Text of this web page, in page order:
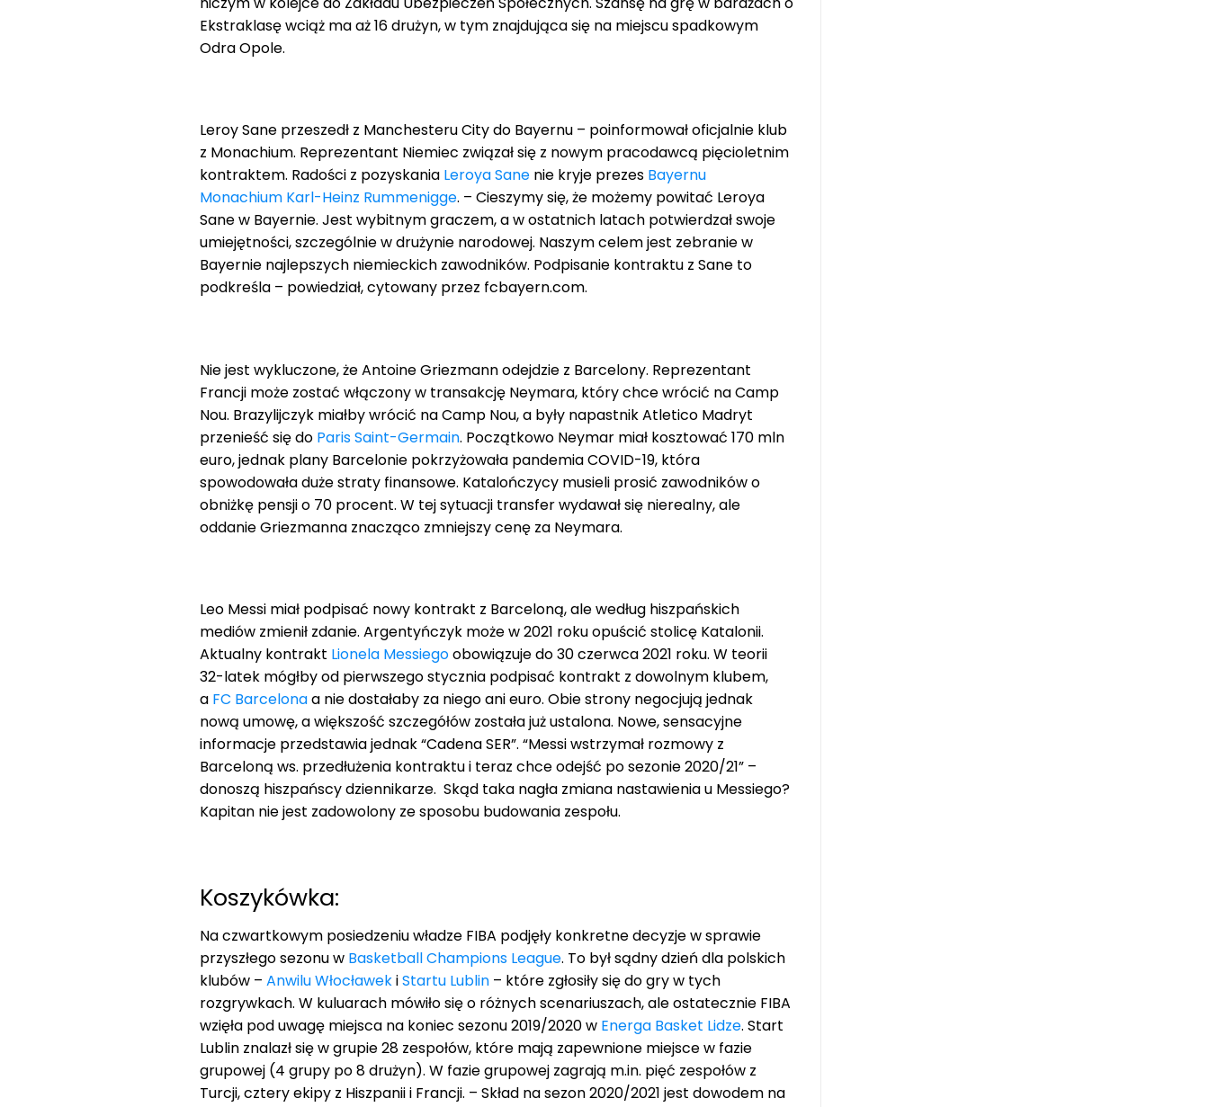
Ekstraklasę wciąż ma aż 16 drużyn, w tym znajdująca się na miejscu spadkowym
Odra Opole.
Leroy Sane przeszedł z Manchesteru City do Bayernu – poinformował oficjalnie klub
z Monachium. Reprezentant Niemiec związał się z nowym pracodawcą pięcioletnim
kontraktem. Radości z pozyskania Leroya Sane nie kryje prezes Bayernu
Monachium Karl-Heinz Rummenigge. – Cieszymy się, że możemy powitać Leroya
Sane w Bayernie. Jest wybitnym graczem, a w ostatnich latach potwierdzał swoje
umiejętności, szczególnie w drużynie narodowej. Naszym celem jest zebranie w
Bayernie najlepszych niemieckich zawodników. Podpisanie kontraktu z Sane to
podkreśla – powiedział, cytowany przez fcbayern.com.
Nie jest wykluczone, że Antoine Griezmann odejdzie z Barcelony. Reprezentant
Francji może zostać włączony w transakcję Neymara, który chce wrócić na Camp
Nou. Brazylijczyk miałby wrócić na Camp Nou, a były napastnik Atletico Madryt
przenieść się do Paris Saint-Germain. Początkowo Neymar miał kosztować 170 mln
euro, jednak plany Barcelonie pokrzyżowała pandemia COVID-19, która
spowodowała duże straty finansowe. Katalończycy musieli prosić zawodników o
obniżkę pensji o 70 procent. W tej sytuacji transfer wydawał się nierealny, ale
oddanie Griezmanna znacząco zmniejszy cenę za Neymara.
Leo Messi miał podpisać nowy kontrakt z Barceloną, ale według hiszpańskich
mediów zmienił zdanie. Argentyńczyk może w 2021 roku opuścić stolicę Katalonii.
Aktualny kontrakt Lionela Messiegoobowiązuje do 30 czerwca 2021 roku. W teorii
32-latek mógłby od pierwszego stycznia podpisać kontrakt z dowolnym klubem,
a FC Barcelonaa nie dostałaby za niego ani euro. Obie strony negocjują jednak
nową umowę, a większość szczegółów została już ustalona. Nowe, sensacyjne
informacje przedstawia jednak “Cadena SER”. “Messi wstrzymał rozmowy z
Barceloną ws. przedłużenia kontraktu i teraz chce odejść po sezonie 2020/21” –
donoszą hiszpańscy dziennikarze. Skąd taka nagła zmiana nastawienia u Messiego?
Kapitan nie jest zadowolony ze sposobu budowania zespołu.
Koszykówka:
Na czwartkowym posiedzeniu władze FIBA podjęły konkretne decyzje w sprawie
przyszłego sezonu w Basketball Champions League. To był sądny dzień dla polskich
klubów – Anwilu WłocławekiStartu Lublin – które zgłosiły się do gry w tych
rozgrywkach. W kuluarach mówiło się o różnych scenariuszach, ale ostatecznie FIBA
wzięła pod uwagę miejsca na koniec sezonu 2019/2020 w Energa Basket Lidze. Start
Lublin znalazł się w grupie 28 zespołów, które mają zapewnione miejsce w fazie
grupowej (4 grupy po 8 drużyn). W fazie grupowej zagrają m.in. pięć zespołów z
Turcji, cztery ekipy z Hiszpanii i Francji. – Skład na sezon 2020/2021 jest dowodem na